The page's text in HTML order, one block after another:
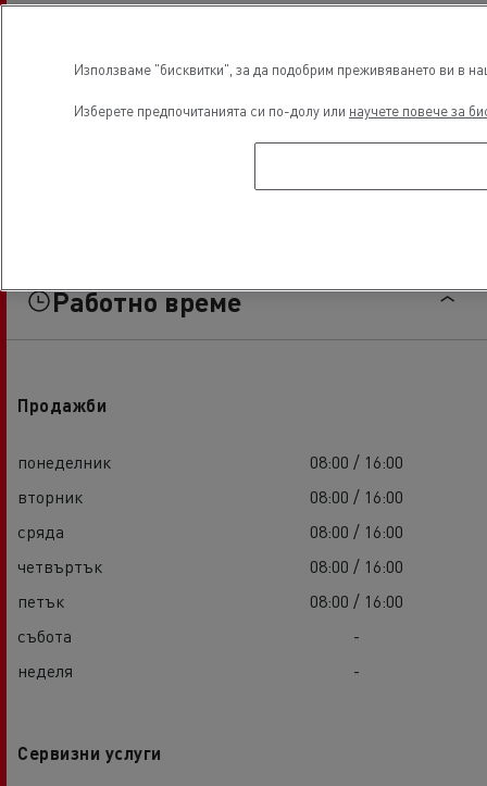
Работно време
Продажби
понеделник
08:00 / 16:00
вторник
08:00 / 16:00
сряда
08:00 / 16:00
четвъртък
08:00 / 16:00
петък
08:00 / 16:00
събота
-
неделя
-
Сервизни услуги
Използваме "бисквитки", за да подобрим преживяването ви в
Изберете предпочитанията си по-долу или научете повече за